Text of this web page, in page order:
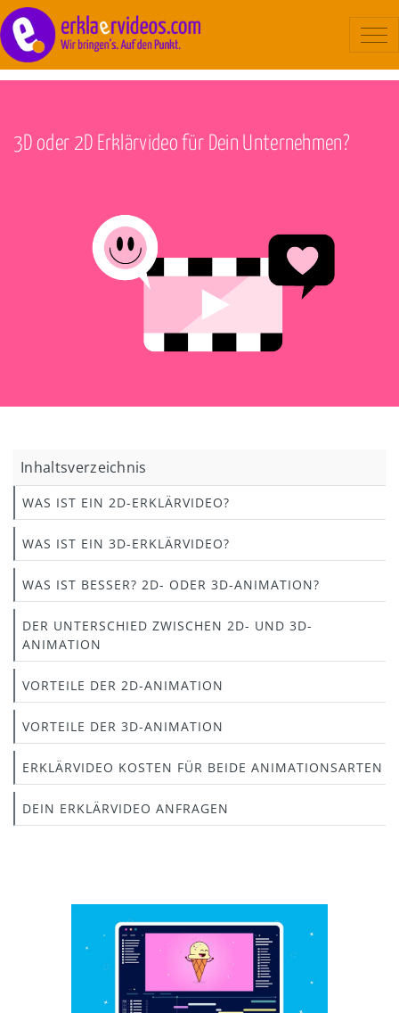
Über uns
Kontakt
Blog
3D oder 2D Erklärvideo für Dein Unternehmen?
Inhaltsverzeichnis
WAS IST EIN 2D-ERKLÄRVIDEO?
WAS IST EIN 3D-ERKLÄRVIDEO?
WAS IST BESSER? 2D- ODER 3D-ANIMATION?
DER UNTERSCHIED ZWISCHEN 2D- UND 3D-
ANIMATION
VORTEILE DER 2D-ANIMATION
VORTEILE DER 3D-ANIMATION
ERKLÄRVIDEO KOSTEN FÜR BEIDE ANIMATIONSARTEN
DEIN ERKLÄRVIDEO ANFRAGEN